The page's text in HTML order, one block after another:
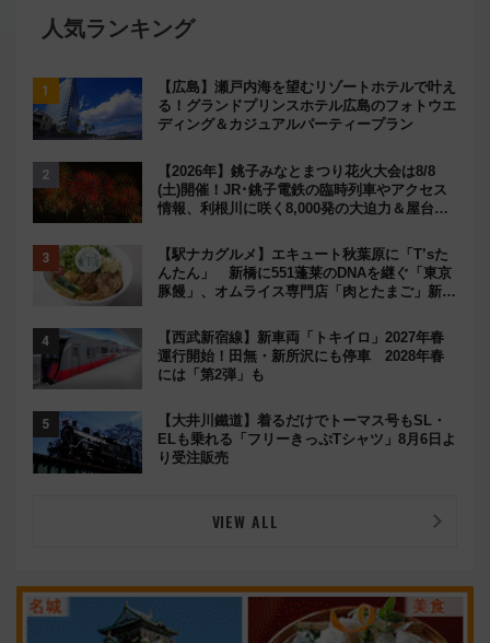
人気ランキング
【広島】瀬戸内海を望むリゾートホテルで叶え
る！グランドプリンスホテル広島のフォトウエ
ディング＆カジュアルパーティープラン
【2026年】銚子みなとまつり花火大会は8/8
(土)開催！JR･銚子電鉄の臨時列車やアクセス
情報、利根川に咲く8,000発の大迫力＆屋台を
【駅ナカグルメ】エキュート秋葉原に「T’sた
んたん」 新橋に551蓬莱のDNAを継ぐ「東京
豚饅」、オムライス専門店「肉とたまご」新グ
【西武新宿線】新車両「トキイロ」2027年春
運行開始！田無・新所沢にも停車 2028年春
には「第2弾」も
【大井川鐵道】着るだけでトーマス号もSL・
ELも乗れる「フリーきっぷTシャツ」8月6日よ
り受注販売
VIEW ALL